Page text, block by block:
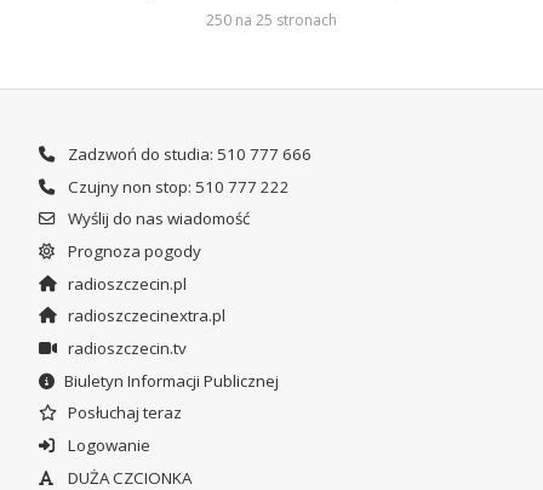
250 na 25 stronach
Zadzwoń do studia: 510 777 666
Czujny non stop: 510 777 222
Wyślij do nas wiadomość
Prognoza pogody
radioszczecin.pl
radioszczecinextra.pl
radioszczecin.tv
Biuletyn Informacji Publicznej
Posłuchaj teraz
Logowanie
DUŻA CZCIONKA